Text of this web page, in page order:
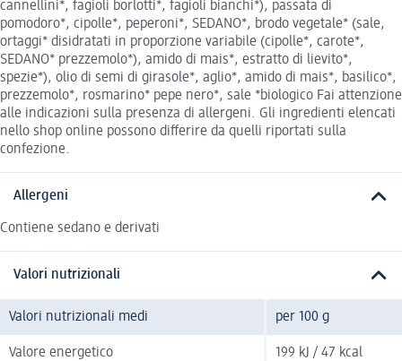
cannellini*, fagioli borlotti*, fagioli bianchi*), passata di
pomodoro*, cipolle*, peperoni*, SEDANO*, brodo vegetale* (sale,
ortaggi* disidratati in proporzione variabile (cipolle*, carote*,
SEDANO* prezzemolo*), amido di mais*, estratto di lievito*,
spezie*), olio di semi di girasole*, aglio*, amido di mais*, basilico*,
prezzemolo*, rosmarino* pepe nero*, sale *biologico Fai attenzione
alle indicazioni sulla presenza di allergeni. Gli ingredienti elencati
nello shop online possono differire da quelli riportati sulla
confezione.
Allergeni
Contiene sedano e derivati
Valori nutrizionali
Valori nutrizionali medi per 100 g
Valore energetico 199 kJ / 47 kcal